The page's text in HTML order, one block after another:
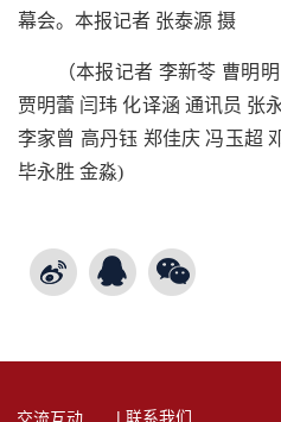
幕会。本报记者 张泰源 摄
（本报记者 李新苓 曹明明
贾明蕾 闫玮 化译涵 通讯员 张
李家曾 高丹钰 郑佳庆 冯玉超
毕永胜 金淼)
| 联系我们